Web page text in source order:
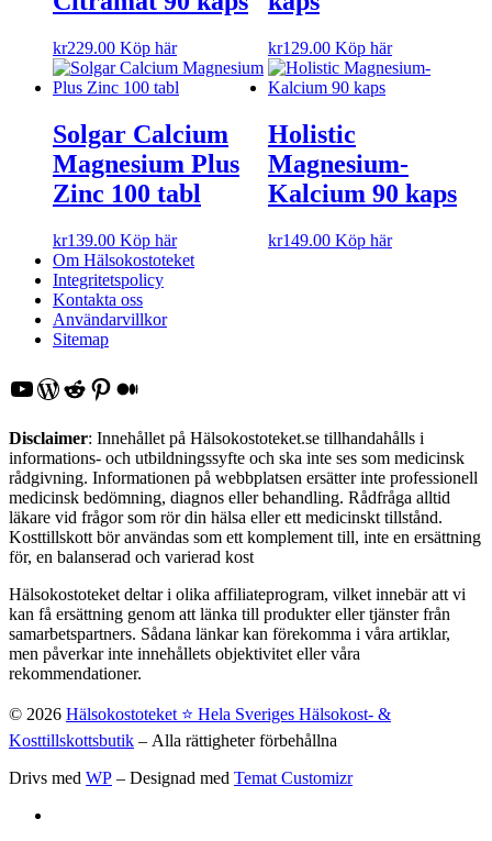
kr229.00 Köp här kr129.00 Köp här
Solgar Calcium
Magnesium Plus
Zinc 100 tabl
kr139.00 Köp här
Holistic
Magnesium-
Kalcium 90 kaps
kr149.00 Köp här
Om Hälsokostoteket
Integritetspolicy
Kontakta oss
Användarvillkor
Sitemap
YouTube
WordPress
Reddit
Pinterest
Medium
Disclaimer: Innehållet på Hälsokostoteket.se tillhandahålls i
informations- och utbildningssyfte och ska inte ses som medicinsk
rådgivning. Informationen på webbplatsen ersätter inte professionell
medicinsk bedömning, diagnos eller behandling. Rådfråga alltid
läkare vid frågor som rör din hälsa eller ett medicinskt tillstånd.
Kosttillskott bör användas som ett komplement till, inte en ersättning
för, en balanserad och varierad kost
Hälsokostoteket deltar i olika affiliateprogram, vilket innebär att vi
kan få ersättning genom att länka till produkter eller tjänster från
samarbetspartners. Sådana länkar kan förekomma i våra artiklar,
men påverkar inte innehållets objektivitet eller våra
rekommendationer.
© 2026 Hälsokostoteket ⭐️ Hela Sveriges Hälsokost- &
Kosttillskottsbutik – Alla rättigheter förbehållna
Drivs med WP – Designad med Temat Customizr